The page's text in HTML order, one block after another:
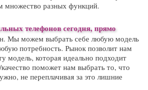
множество разных функций.
телефоновсегодня, прямо
Мы можем выбрать себе любую модель
потребность. Рынок позволит нам
модель, которая идеально подходит
поможет нам выбрать то, что
не переплачивая за это лишние